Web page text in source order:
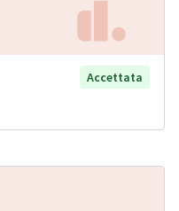
Accettata